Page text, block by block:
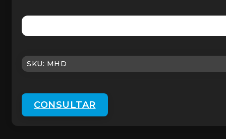
SKU: MHD
CONSULTAR